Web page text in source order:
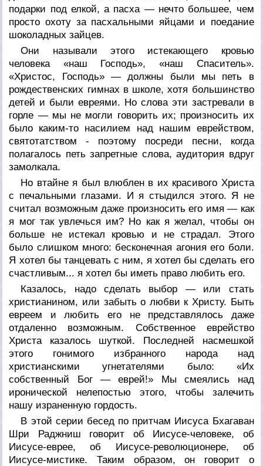
подарки под елкой, а пасха — нечто большее, чем
просто охоту за пасхальными яйцами и поедание
шоколадных зайцев.
Они называли этого истекающего кровью
человека «наш Господь», «наш Спаситель».
«Христос, Господь» — должны были мы петь в
рождественских гимнах в школе, хотя большинство
детей и были евреями. Но слова эти застревали в
горле — мы не могли говорить их; произносить их
было каким-то насилием над нашим еврейством,
святотатством - поэтому посреди песни, когда
полагалось петь запретные слова, аудитория вдруг
замолкала.
Но втайне я был влюблен в их красивого Христа
с печальными глазами. И я стыдился этого. Я не
считал возможным даже произносить его имя — как
я мог так увлечься им? Но как я желал, чтобы он
больше не истекал кровью и не страдал. Этого
было слишком много: бесконечная агония его боли.
Я хотел бы танцевать с ним, я хотел бы сделать его
счастливым... я хотел бы иметь право любить его.
Казалось, надо сделать выбор — или стать
христианином, или забыть о любви к Христу. Быть
евреем и любить его не представлялось даже
отдаленно возможным. Собственное еврейство
Христа казалось шуткой. Последней насмешкой
этого гонимого избранного народа над
христианскими угнетателями было: «Их
собственный Бог — еврей!» Мы смеялись над
иронической нелепостью этого, чтобы залечить
нашу израненную гордость.
В этой серии бесед по притчам Иисуса Бхагаван
Шри Раджниш говорит об Иисусе-человеке, об
Иисусе-еврее, об Иисусе-революционере, об
Иисусе-мистике. Таким образом, он говорит о